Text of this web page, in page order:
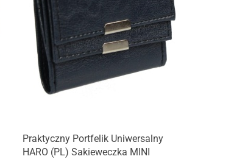
Praktyczny Portfelik Uniwersalny
HARO (PL) Sakieweczka MINI